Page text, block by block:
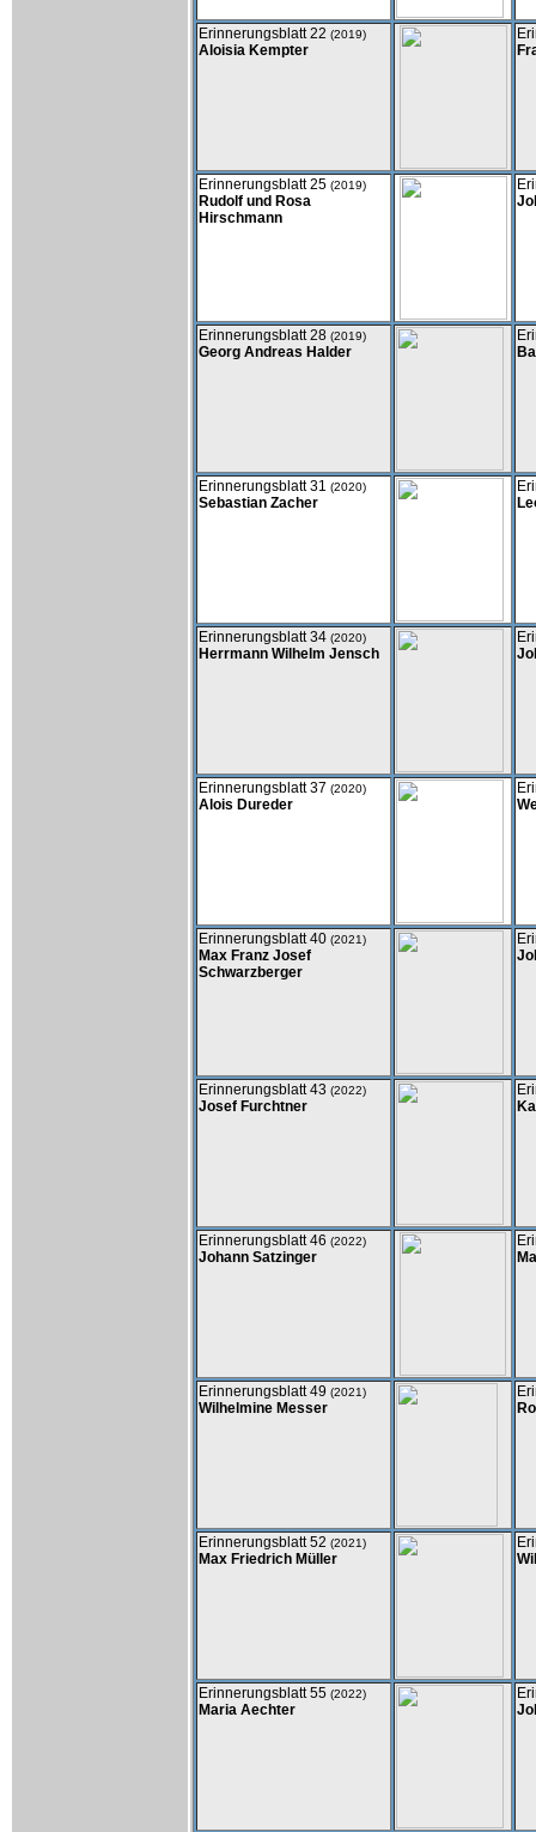
Erinnerungsblatt 22 (2019)
Aloisia Kempter
Erinnerungsblatt 25 (2019)
Rudolf und Rosa
Hirschmann
Erinnerungsblatt 28 (2019)
Georg Andreas Halder
Erinnerungsblatt 31 (2020)
Sebastian Zacher
Erinnerungsblatt 34 (2020)
Herrmann Wilhelm Jensch
Erinnerungsblatt 37 (2020)
Alois Dureder
Erinnerungsblatt 40 (2021)
Max Franz Josef
Schwarzberger
Erinnerungsblatt 43 (2022)
Josef Furchtner
Erinnerungsblatt 46 (2022)
Johann Satzinger
Erinnerungsblatt 49 (2021)
Wilhelmine Messer
Erinnerungsblatt 52 (2021)
Max Friedrich Müller
Erinnerungsblatt 55 (2022)
Maria Aechter